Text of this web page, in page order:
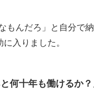
もんだろ」と自分で
入りました。
と何十年も働けるか？